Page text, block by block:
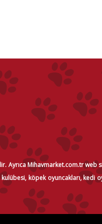
Ayrıca Mihavmarket.com.tr web
köpek oyuncakları, kedi